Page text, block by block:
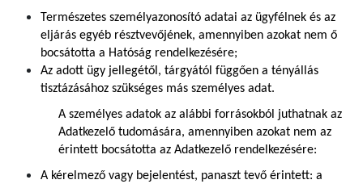
Természetes személyazonosító adatai az ügyfélnek és az
eljárás egyéb résztvevőjének, amennyiben azokat nem ő
bocsátotta a Hatóság rendelkezésére;
Az adott ügy jellegétől, tárgyától függően a tényállás
tisztázásához szükséges más személyes adat.
A személyes adatok az alábbi forrásokból juthatnak az
Adatkezelő tudomására, amennyiben azokat nem az
érintett bocsátotta az Adatkezelő rendelkezésére:
A kérelmező vagy bejelentést, panaszt tevő érintett: a